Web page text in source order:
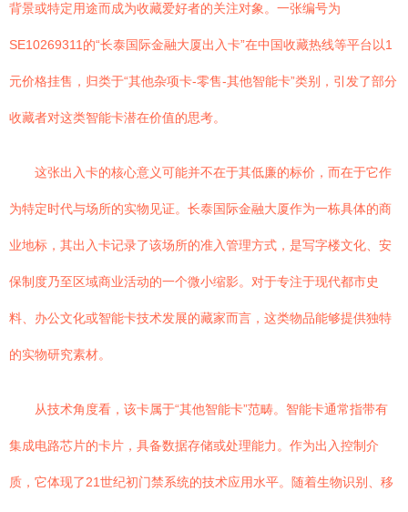
背景或特定用途而成为收藏爱好者的关注对象。一张编号为
SE10269311的“长泰国际金融大厦出入卡”在中国收藏热线等平台以1
元价格挂售，归类于“其他杂项卡-零售-其他智能卡”类别，引发了部分
收藏者对这类智能卡潜在价值的思考。
这张出入卡的核心意义可能并不在于其低廉的标价，而在于它作
为特定时代与场所的实物见证。长泰国际金融大厦作为一栋具体的商
业地标，其出入卡记录了该场所的准入管理方式，是写字楼文化、安
保制度乃至区域商业活动的一个微小缩影。对于专注于现代都市史
料、办公文化或智能卡技术发展的藏家而言，这类物品能够提供独特
的实物研究素材。
从技术角度看，该卡属于“其他智能卡”范畴。智能卡通常指带有
集成电路芯片的卡片，具备数据存储或处理能力。作为出入控制介
质，它体现了21世纪初门禁系统的技术应用水平。随着生物识别、移